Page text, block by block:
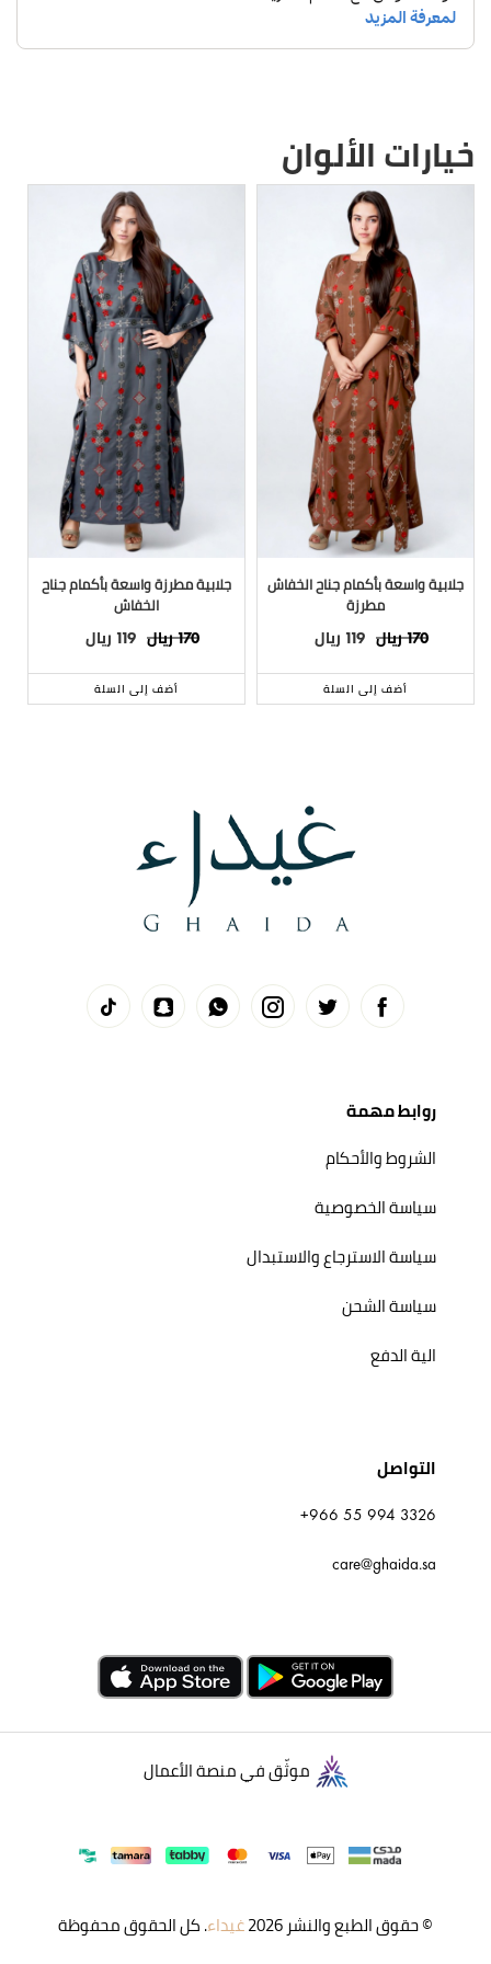
خيارات الألوان
جلابية مطرزة واسعة بأكمام جناح
الخفاش
ريال170 ريال 119
أضف إلى السلة
جلابية واسعة بأكمام جناح الخفاش
مطرزة
ريال170 ريال 119
أضف إلى السلة
روابط مهمة
الشروط والأحكام
سياسة الخصوصية
سياسة الاسترجاع والاستبدال
سياسة الشحن
الية الدفع
التواصل
+966 55 994 3326
care@ghaida.sa
موثّق في منصة الأعمال
© حقوق الطبع والنشر 2026 غيداء. كل الحقوق محفوظة